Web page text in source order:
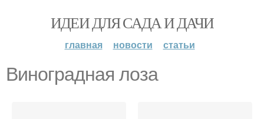
ИДЕИ ДЛЯ САДА И ДАЧИ
главная новости статьи
Виноградная лоза